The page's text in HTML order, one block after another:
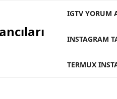
IGTV YORUM
INSTAGRAM
TERMUX